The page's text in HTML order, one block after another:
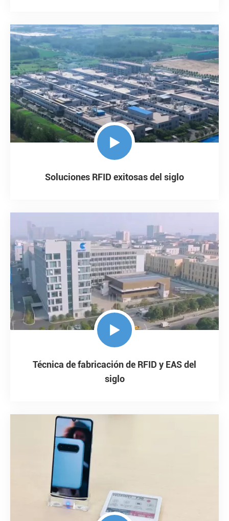

Soluciones RFID exitosas del siglo

Técnica de fabricación de RFID y EAS del
siglo